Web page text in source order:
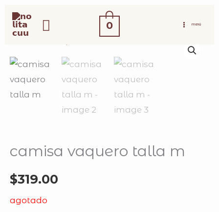
contenido
buscar 0 MENÚ
camisa vaquero talla m
$319.00
agotado